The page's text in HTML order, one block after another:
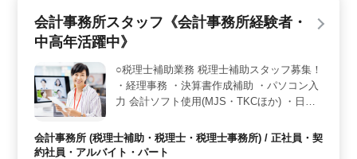
働ける週5日制で、月給は355,000円〜380,000円となっ
ています。 ＜雇用と働き方＞ 正社員の雇用形態
で、退職金制度もあります。月平均5時間の時間外勤務も
ありますが、平均年齢が高く、中高年の方が活躍してい
る環境です。
会計事務所スタッフ《会計事務所経験者・
中高年活躍中》
○税理士補助業務 税理士補助スタッフ募集！
・経理事務 ・決算書作成補助 ・パソコン入
力 会計ソフト使用(MJS・TKCほか) ・日商
ン層活躍企業 法人税、消費税、資産税関係
の業務等多岐にわたる為、今ままでの経験を
会計事務所 (税理士補助・税理士・税理士事務所) / 正社員・契
約社員・アルバイト・パート